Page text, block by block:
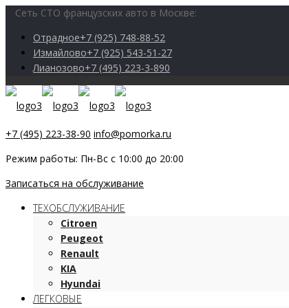
Сеть СТО французских авто в Москве:
Отрадное+7 (925) 748-88-52
Измайлово+7 (925) 543-51-27
Лианозово+7 (495) 223-3-890
+7 (495) 223-38-90 info@pomorka.ru
Режим работы: Пн-Вс с 10:00 до 20:00
Записаться на обслуживание
ТЕХОБСЛУЖИВАНИЕ
Citroen
Peugeot
Renault
KIA
Hyundai
ЛЕГКОВЫЕ